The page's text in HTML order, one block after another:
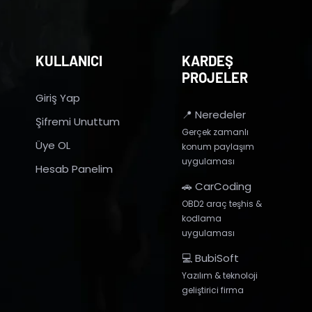
KULLANICI
Giriş Yap
Şifremi Unuttum
Üye OL
Hesab Panelim
KARDEŞ
PROJELER
📍 Neredeler
Gerçek zamanlı
konum paylaşım
uygulaması
🚗 CarCoding
OBD2 araç teşhis &
kodlama
uygulaması
💻 BubiSoft
Yazılım & teknoloji
geliştirici firma